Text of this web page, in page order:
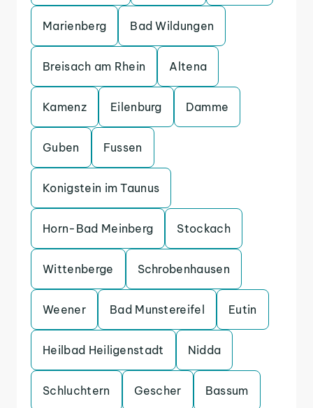
Marienberg Bad Wildungen
Breisach am Rhein Altena
Kamenz Eilenburg Damme
Guben Fussen
Konigstein im Taunus
Horn-Bad Meinberg Stockach
Wittenberge Schrobenhausen
Weener Bad Munstereifel Eutin
Heilbad Heiligenstadt Nidda
Schluchtern Gescher Bassum